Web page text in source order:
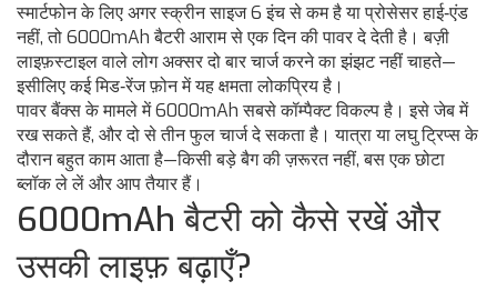
स्मार्टफोन के लिए अगर स्क्रीन साइज 6 इंच से कम है या प्रोसेसर हाई‑एंड
नहीं, तो 6000mAh बैटरी आराम से एक दिन की पावर दे देती है। बज़ी
लाइफ़स्टाइल वाले लोग अक्सर दो बार चार्ज करने का झंझट नहीं चाहते—
इसीलिए कई मिड‑रेंज फ़ोन में यह क्षमता लोकप्रिय है।
पावर बैंक्स के मामले में 6000mAh सबसे कॉम्पैक्ट विकल्प है। इसे जेब में
रख सकते हैं, और दो से तीन फुल चार्ज दे सकता है। यात्रा या लघु ट्रिप्स के
दौरान बहुत काम आता है—किसी बड़े बैग की ज़रूरत नहीं, बस एक छोटा
ब्लॉक ले लें और आप तैयार हैं।
6000mAh बैटरी को कैसे रखें और
उसकी लाइफ़ बढ़ाएँ?